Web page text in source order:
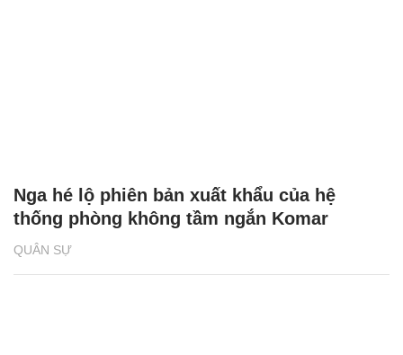
QUÂN SỰ
Nga hé lộ phiên bản xuất khẩu của hệ
thống phòng không tầm ngắn Komar